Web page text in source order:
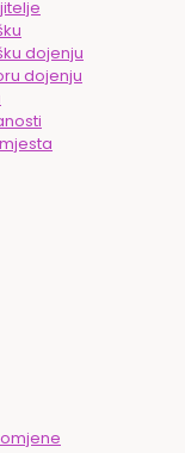
dojenju
dojenju